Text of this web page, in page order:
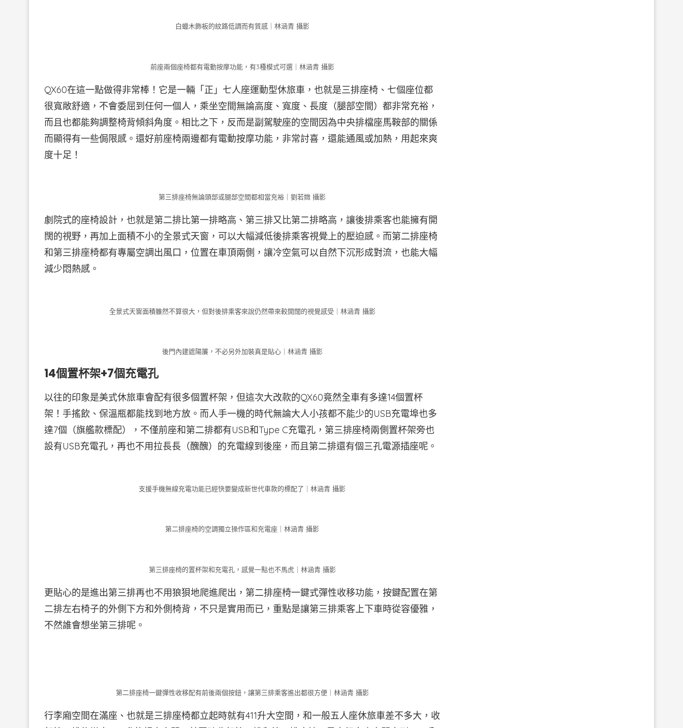
白蠟木飾板的紋路低調而有質感｜林涵青 攝影
前座兩個座椅都有電動按摩功能，有3種模式可選｜林涵青 攝影
QX60在這一點做得非常棒！它是一輛「正」七人座運動型休旅車，也就是三排座椅、七個座位都
很寬敞舒適，不會委屈到任何一個人，乘坐空間無論高度、寬度、長度（腿部空間）都非常充裕，
而且也都能夠調整椅背傾斜角度。相比之下，反而是副駕駛座的空間因為中央排檔座馬鞍部的關係
而顯得有一些侷限感。還好前座椅兩邊都有電動按摩功能，非常討喜，還能通風或加熱，用起來爽
度十足！
第三排座椅無論頭部或腿部空間都相當充裕｜劉若媺 攝影
劇院式的座椅設計，也就是第二排比第一排略高、第三排又比第二排略高，讓後排乘客也能擁有開
闊的視野，再加上面積不小的全景式天窗，可以大幅減低後排乘客視覺上的壓迫感。而第二排座椅
和第三排座椅都有專屬空調出風口，位置在車頂兩側，讓冷空氣可以自然下沉形成對流，也能大幅
減少悶熱感。
全景式天窗面積雖然不算很大，但對後排乘客來說仍然帶來較開闊的視覺感受｜林涵青 攝影
後門內建遮陽簾，不必另外加裝真是貼心｜林涵青 攝影
14個置杯架+7個充電孔
以往的印象是美式休旅車會配有很多個置杯架，但這次大改款的QX60竟然全車有多達14個置杯
架！手搖飲、保溫瓶都能找到地方放。而人手一機的時代無論大人小孩都不能少的USB充電埠也多
達7個（旗艦款標配），不僅前座和第二排都有USB和Type C充電孔，第三排座椅兩側置杯架旁也
設有USB充電孔，再也不用拉長長（醜醜）的充電線到後座，而且第二排還有個三孔電源插座呢。
支援手機無線充電功能已經快要變成新世代車款的標配了｜林涵青 攝影
第二排座椅的空調獨立操作區和充電座｜林涵青 攝影
第三排座椅的置杯架和充電孔，感覺一點也不馬虎｜林涵青 攝影
更貼心的是進出第三排再也不用狼狽地爬進爬出，第二排座椅一鍵式彈性收移功能，按鍵配置在第
二排左右椅子的外側下方和外側椅背，不只是實用而已，重點是讓第三排乘客上下車時從容優雅，
不然誰會想坐第三排呢。
第二排座椅一鍵彈性收移配有前後兩個按鈕，讓第三排乘客進出都很方便｜林涵青 攝影
行李廂空間在滿座、也就是三排座椅都立起時就有411升大空間，和一般五人座休旅車差不多大，收